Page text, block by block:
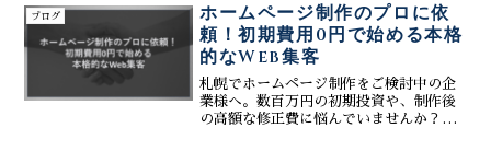
ブログ
ホームページ制作のプロに依
頼！初期費用0円で始める本格
的なWeb集客
札幌でホームページ制作をご検討中の企
業様へ。数百万円の初期投資や、制作後
の高額な修正費に悩んでいませんか？株